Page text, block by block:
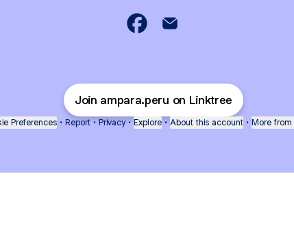
Join ampara.peru on Linktree
Preferences • Report • Privacy • Explore • About this account • More